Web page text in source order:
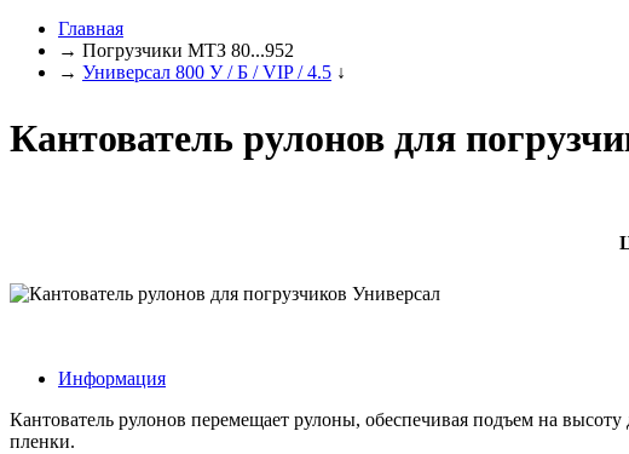
Главная
→ Погрузчики МТЗ 80...952
→ Универсал 800 У / Б / VIP / 4.5 ↓
Кантователь рулонов для
Информация
Кантователь рулонов перемещает рулоны, обеспечивая подъем на
пленки.